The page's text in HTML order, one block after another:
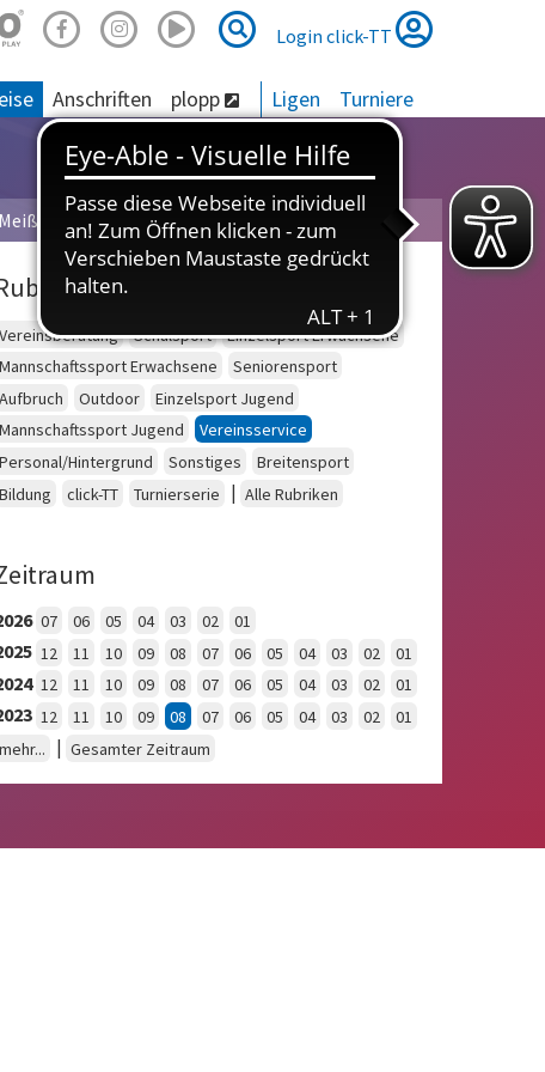
Suche
Suche
Login click-TT
Anschriften plopp Ligen Turniere
Vereinsberatung Schulsport
Einzelsport Erwachsene
Mannschaftssport Erwachsene
Seniorensport
Aufbruch
Outdoor
Einzelsport Jugend
Mannschaftssport Jugend
Vereinsservice
Personal/Hintergrund
Sonstiges
Breitensport
Bildung
click-TT Turnierserie | Alle Rubriken
07 06 05 04 03 02 01
12 11 10 09 08 07 06 05 04 03 02 01
12 11 10 09 08 07 06 05 04 03 02 01
12 11 10 09 08 07 06 05 04 03 02
01
mehr...
| Gesamter Zeitraum